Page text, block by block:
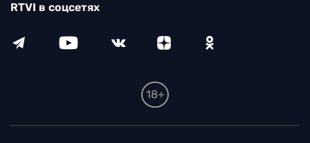
RTVI в соцсетях
18+